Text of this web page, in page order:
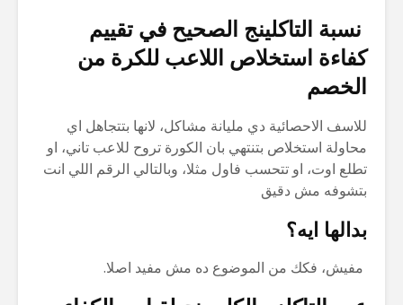
نسبة التاكلينج الصحيح في تقييم
كفاءة استخلاص اللاعب للكرة من
الخصم
للاسف الاحصائية دي مليانة مشاكل، لانها بتتجاهل اي
محاولة استخلاص بتنتهي بان الكورة تروح للاعب تاني، او
تطلع اوت، او تتحسب فاول مثلا، وبالتالي الرقم اللي انت
بتشوفه مش دقيق
بدالها ايه؟
مفيش، فكك من الموضوع ده مش مفيد اصلا.